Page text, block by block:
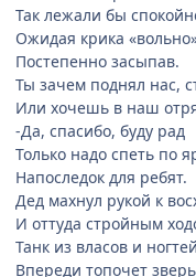
Так лежали бы
Ожидая крика
Постепенно засыпав.
Ты зачем поднял нас,
Или хочешь в наш
-Да, спасибо, буду рад
Только надо спеть по
Напоследок для ребят.
Дед махнул рукой к
И оттуда стройным
Танк из власов и ногтей
Впереди топочет